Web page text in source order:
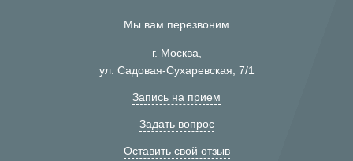
Мы вам перезвоним
г. Москва,
ул. Садовая-Сухаревская, 7/1
Запись на прием
Задать вопрос
Оставить свой отзыв